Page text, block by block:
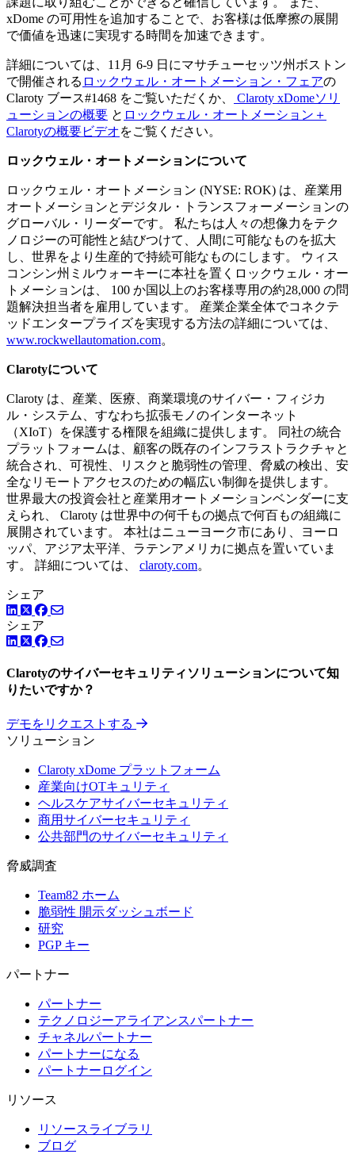
xDome の可用性を追加することで、お客様は低摩擦の展開
で価値を迅速に実現する時間を加速できます。
詳細については、11月 6-9 日にマサチューセッツ州ボストン
で開催される ロックウェル・オートメーション・フェアの
Claroty ブース#1468 をご覧いただくか、
Claroty xDomeソリ
ューションの概要 と ロックウェル・オートメーション＋
Clarotyの概要ビデオをご覧ください。
ロックウェル・オートメーションについて
ロックウェル・オートメーション (NYSE: ROK) は、産業用
オートメーションとデジタル・トランスフォーメーションの
グローバル・リーダーです。 私たちは人々の想像力をテク
ノロジーの可能性と結びつけて、人間に可能なものを拡大
し、世界をより生産的で持続可能なものにします。 ウィス
コンシン州ミルウォーキーに本社を置くロックウェル・オー
トメーションは、 100 か国以上のお客様専用の約28,000 の問
題解決担当者を雇用しています。 産業企業全体でコネクテ
ッドエンタープライズを実現する方法の詳細については、
www.rockwellautomation.com。
Clarotyについて
Claroty は、産業、医療、商業環境のサイバー・フィジカ
ル・システム、すなわち拡張モノのインターネット
（XIoT）を保護する権限を組織に提供します。 同社の統合
プラットフォームは、顧客の既存のインフラストラクチャと
統合され、可視性、リスクと脆弱性の管理、脅威の検出、安
全なリモートアクセスのための幅広い制御を提供します。
世界最大の投資会社と産業用オートメーションベンダーに支
えられ、 Claroty は世界中の何千もの拠点で何百もの組織に
展開されています。 本社はニューヨーク市にあり、ヨーロ
ッパ、アジア太平洋、ラテンアメリカに拠点を置いていま
す。 詳細については、 claroty.com。
シェア
LinkedIn
ツイッター
Facebook
シェア
LinkedIn
ツイッター
Facebook
Clarotyのサイバーセキュリティソリューションについて知
りたいですか？
デモをリクエストする
ソリューション
Claroty xDome プラットフォーム
産業向けOTキュリティ
ヘルスケアサイバーセキュリティ
商用サイバーセキュリティ
公共部門のサイバーセキュリティ
脅威調査
Team82 ホーム
脆弱性 開示ダッシュボード
研究
PGP キー
パートナー
パートナー
テクノロジーアライアンスパートナー
チャネルパートナー
パートナーになる
パートナーログイン
リソース
リソースライブラリ
ブログ